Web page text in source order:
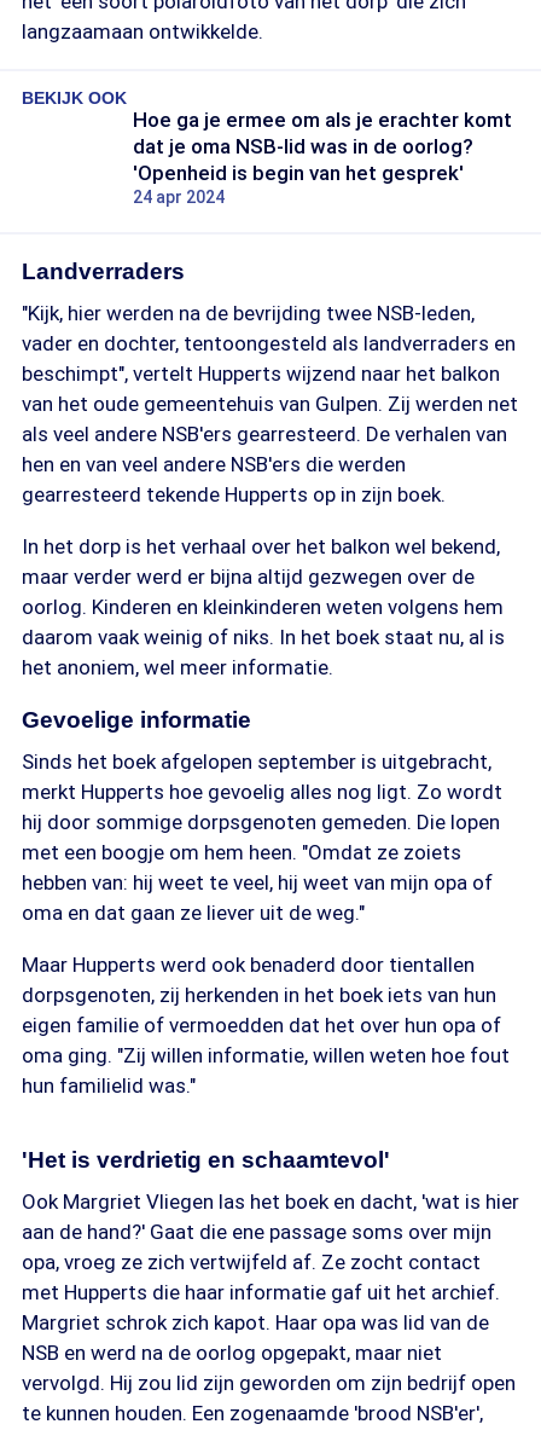
langzaamaan ontwikkelde.
BEKIJK OOK
Hoe ga je ermee om als je erachter komt
dat je oma NSB-lid was in de oorlog?
'Openheid is begin van het gesprek'
24 apr 2024
Landverraders
"Kijk, hier werden na de bevrijding twee NSB-leden,
vader en dochter, tentoongesteld als landverraders en
beschimpt", vertelt Hupperts wijzend naar het balkon
van het oude gemeentehuis van Gulpen. Zij werden net
als veel andere NSB'ers gearresteerd. De verhalen van
hen en van veel andere NSB'ers die werden
gearresteerd tekende Hupperts op in zijn boek.
In het dorp is het verhaal over het balkon wel bekend,
maar verder werd er bijna altijd gezwegen over de
oorlog. Kinderen en kleinkinderen weten volgens hem
daarom vaak weinig of niks. In het boek staat nu, al is
het anoniem, wel meer informatie.
Gevoelige informatie
Sinds het boek afgelopen september is uitgebracht,
merkt Hupperts hoe gevoelig alles nog ligt. Zo wordt
hij door sommige dorpsgenoten gemeden. Die lopen
met een boogje om hem heen. "Omdat ze zoiets
hebben van: hij weet te veel, hij weet van mijn opa of
oma en dat gaan ze liever uit de weg."
Maar Hupperts werd ook benaderd door tientallen
dorpsgenoten, zij herkenden in het boek iets van hun
eigen familie of vermoedden dat het over hun opa of
oma ging. "Zij willen informatie, willen weten hoe fout
hun familielid was."
'Het is verdrietig en schaamtevol'
Ook Margriet Vliegen las het boek en dacht, 'wat is hier
aan de hand?' Gaat die ene passage soms over mijn
opa, vroeg ze zich vertwijfeld af. Ze zocht contact
met Hupperts die haar informatie gaf uit het archief.
Margriet schrok zich kapot. Haar opa was lid van de
NSB en werd na de oorlog opgepakt, maar niet
vervolgd. Hij zou lid zijn geworden om zijn bedrijf open
te kunnen houden. Een zogenaamde 'brood NSB'er',